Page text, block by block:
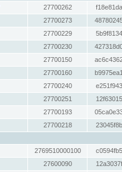
27700262
27700273
27700229
27700230
27700150
27700160
27700240
27700251
27700193
27700218
2769510000100
27600090